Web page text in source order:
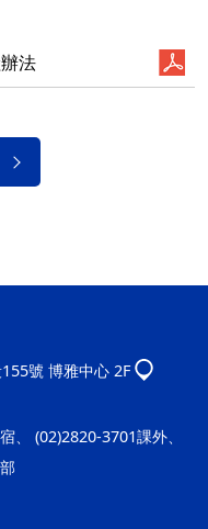
法
號 博雅中心 2F
、 (02)2820-3701課外、